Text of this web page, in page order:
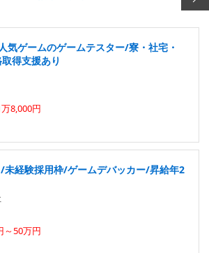
気ゲームのゲームテスター/寮・社宅・
得支援あり
8,000円
/未経験採用枠/ゲームデバッカー/昇給年2
～50万円